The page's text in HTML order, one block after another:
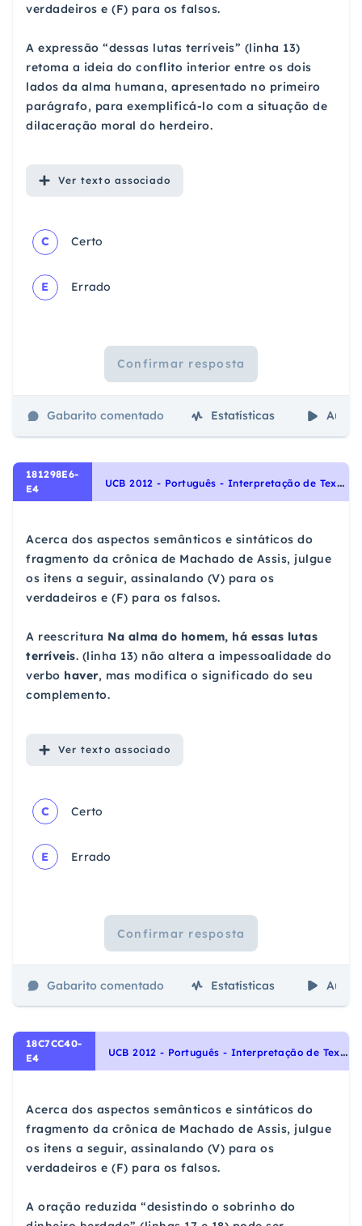
verdadeiros e (F) para os falsos.
A expressão “dessas lutas terríveis” (linha 13)
retoma a ideia do conflito interior entre os dois
lados da alma humana, apresentado no primeiro
parágrafo, para exemplificá-lo com a situação de
dilaceração moral do herdeiro.
Ver texto associado
C Certo
E Errado
Confirmar resposta
Gabarito comentado Estatísticas Aulas
181298E6-
E4
U
CB 2012 - Português - Interpretação de Textos
Acerca dos aspectos semânticos e sintáticos do
fragmento da crônica de Machado de Assis, julgue
os itens a seguir, assinalando (V) para os
verdadeiros e (F) para os falsos.
A reescritura Na alma do homem, há essas lutas
terríveis. (linha 13) não altera a impessoalidade do
verbo haver, mas modifica o significado do seu
complemento.
Ver texto associado
C Certo
E Errado
Confirmar resposta
Gabarito comentado Estatísticas Aulas
18C7CC40-
E4
U
CB 2012 - Português - Interpretação de Textos, Conjunções: Relação de causa e consequência, Morfologia
Acerca dos aspectos semânticos e sintáticos do
fragmento da crônica de Machado de Assis, julgue
os itens a seguir, assinalando (V) para os
verdadeiros e (F) para os falsos.
A oração reduzida “desistindo o sobrinho do